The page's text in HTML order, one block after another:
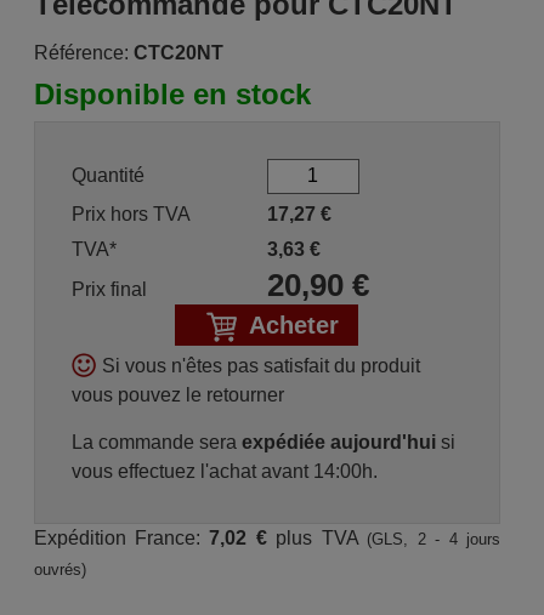
Référence: CTC20NT
Disponible en stock
Quantité
Prix hors TVA
17,27 €
TVA*
3,63€
Prix final
20,90€
Acheter
Si vous n'êtes pas satisfait du produit
vous pouvez le retourner
La commande sera expédiée aujourd'huisi
vous effectuez l'achat avant 14:00h.
Expédition France:7,02 €plus TVA (GLS, 2 - 4 jours
ouvrés)